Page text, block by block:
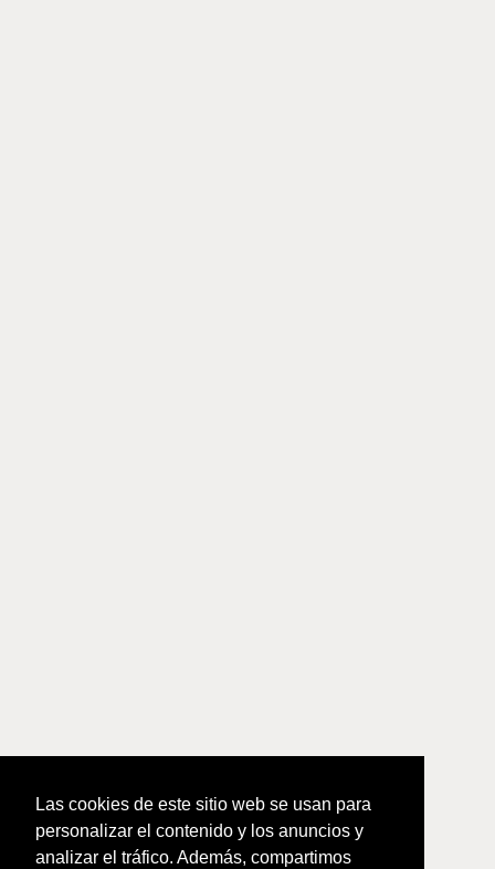
Las cookies de este sitio web se usan para
personalizar el contenido y los anuncios y
analizar el tráfico. Además, compartimos